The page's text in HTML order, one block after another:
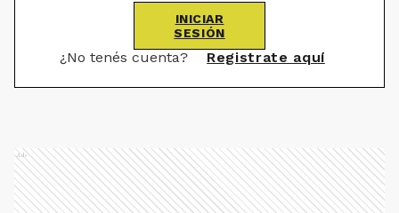
INICIAR
SESIÓN
¿No tenés cuenta? Registrate aquí
Ads